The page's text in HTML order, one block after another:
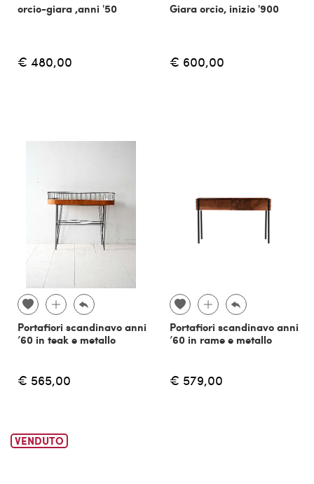
orcio-giara ,anni '50
€ 480,00
Giara orcio, inizio '900
€ 600,00
Portafiori scandinavo anni
’60 in teak e metallo
€ 565,00
Portafiori scandinavo anni
’60 in rame e metallo
€ 579,00
VENDUTO